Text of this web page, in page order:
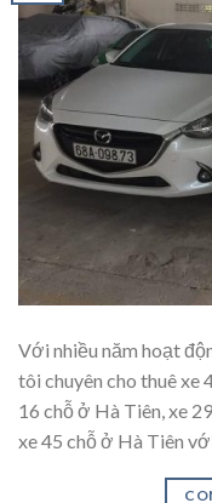
Với nhiều năm hoạt
tôi chuyên cho thuê xe
16 chỗ ở Hà Tiên, xe
xe 45 chỗ ở Hà Tiên